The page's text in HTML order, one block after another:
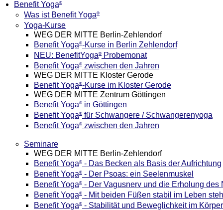
Benefit Yoga®
Was ist Benefit Yoga®
Yoga-Kurse
WEG DER MITTE Berlin-Zehlendorf
Benefit Yoga®-Kurse in Berlin Zehlendorf
NEU: BenefitYoga®
Probemonat
Benefit Yoga® zwischen den Jahren
WEG DER MITTE Kloster Gerode
Benefit Yoga®-Kurse im Kloster Gerode
WEG DER MITTE Zentrum Göttingen
Benefit Yoga® in Göttingen
Benefit Yoga® für Schwangere / Schwangerenyoga
Benefit Yoga® zwischen den Jahren
Seminare
WEG DER MITTE Berlin-Zehlendorf
Benefit Yoga® - Das Becken als Basis der Aufrichtung
Benefit Yoga® - Der Psoas: ein Seelenmuskel
Benefit Yoga® - Der Vagusnerv und die Erholung des
Benefit Yoga® - Mit beiden Füßen stabil im Leben
Benefit Yoga® - Stabilität und Beweglichkeit im Körper